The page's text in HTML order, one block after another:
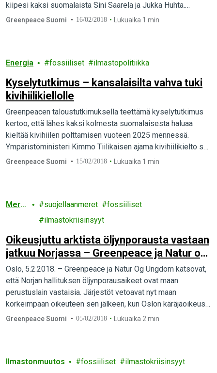
kiipesi kaksi suomalaista Sini Saarela ja Jukka Huhta.
Mielenosoituksessa on mukana yhteensä kolme
Greenpeace Suomi 16/02/2018 Lukuaika 1 min
Energia fossiiliset ilmastopolitiikka
Kyselytutkimus – kansalaisilta vahva tuki
kivihiilikiellolle
Greenpeacen taloustutkimuksella teettämä kyselytutkimus
kertoo, että lähes kaksi kolmesta suomalaisesta haluaa
kieltää kivihiilen polttamisen vuoteen 2025 mennessä.
Ympäristöministeri Kimmo Tiilikaisen ajama kivihiilikielto saa
näin vahvan tuen suomalaisilta.
Greenpeace Suomi 15/02/2018 Lukuaika 1 min
Mere
suojellaanmeret
fossiiliset
ilmastokriisinsyyt
Oikeusjuttu arktista öljynporausta vastaan
jatkuu Norjassa – Greenpeace ja Natur og
Ungdom vetoavat korkeimpaan oikeuteen
Oslo, 5.2.2018. – Greenpeace ja Natur Og Ungdom katsovat,
että Norjan hallituksen öljynporausaikeet ovat maan
perustuslain vastaisia. Järjestöt vetoavat nyt maan
korkeimpaan oikeuteen sen jälkeen, kun Oslon käräjäoikeus
antoi ratkaisunsa tammikuussa.
Greenpeace Suomi 05/02/2018 Lukuaika 2 min
Ilmastonmuutos fossiiliset ilmastokriisinsyyt